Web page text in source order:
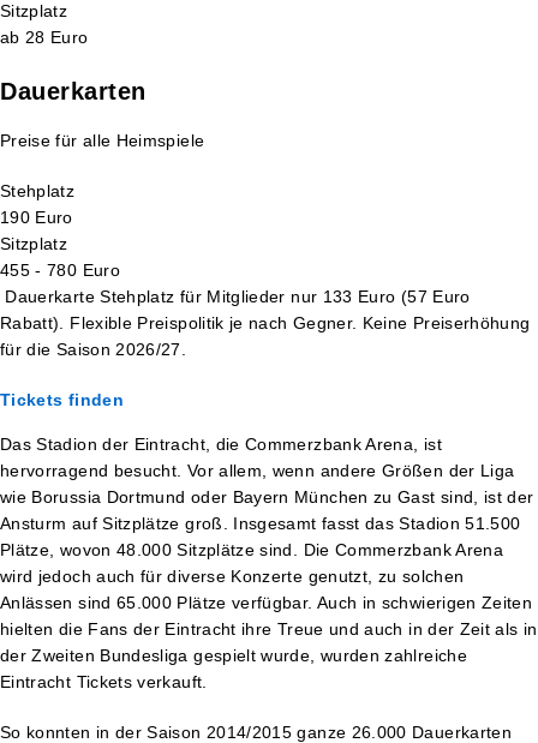
Sitzplatz
ab 28 Euro
Dauerkarten
Preise für alle Heimspiele
Stehplatz
190 Euro
Sitzplatz
455 - 780 Euro
Dauerkarte Stehplatz für Mitglieder nur 133 Euro (57 Euro
Rabatt). Flexible Preispolitik je nach Gegner. Keine Preiserhöhung
für die Saison 2026/27.
Tickets finden
Das Stadion der Eintracht, die Commerzbank Arena, ist
hervorragend besucht. Vor allem, wenn andere Größen der Liga
wie Borussia Dortmund oder Bayern München zu Gast sind, ist der
Ansturm auf Sitzplätze groß. Insgesamt fasst das Stadion 51.500
Plätze, wovon 48.000 Sitzplätze sind. Die Commerzbank Arena
wird jedoch auch für diverse Konzerte genutzt, zu solchen
Anlässen sind 65.000 Plätze verfügbar. Auch in schwierigen Zeiten
hielten die Fans der Eintracht ihre Treue und auch in der Zeit als in
der Zweiten Bundesliga gespielt wurde, wurden zahlreiche
Eintracht Tickets verkauft.
So konnten in der Saison 2014/2015 ganze 26.000 Dauerkarten